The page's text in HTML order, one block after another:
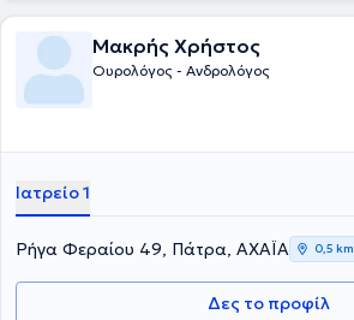
Μακρής Χρήστος
Ουρολόγος - Ανδρολόγος
Ιατρείο 1
Ρήγα Φεραίου 49, Πάτρα, ΑΧΑΪΑ 0,5 km
Δες το προφίλ